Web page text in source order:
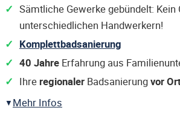
Sämtliche Gewerke gebündelt: Kein
unterschiedlichen Handwerkern!
Komplettbadsanierung
40 Jahre Erfahrung aus
Ihre regionaler Badsanierungvor
Mehr Infos